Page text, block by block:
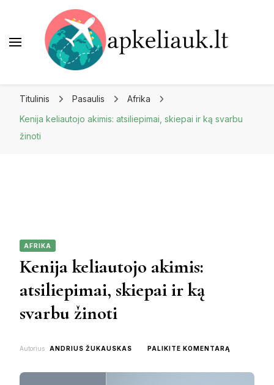
Titulinis Pasaulis
Afrika
Kenija keliautojo akimis: atsiliepimai, skiepai ir ką svarbu
žinoti
AFRIKA
Kenija keliautojo akimis:
atsiliepimai, skiepai ir ką
svarbu žinoti
Autorius ANDRIUS ŽUKAUSKAS PALIKITE KOMENTARĄ